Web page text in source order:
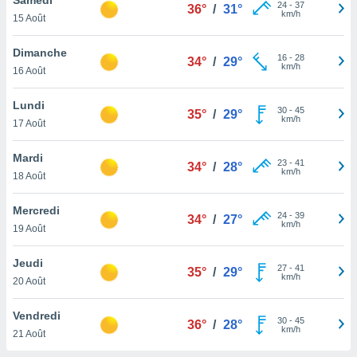
et
»,
au
vous
qu'ils
ou
le
ainsi
un
la
du
15 Août
36° / 31° 24- 37
km/h
Dimanche
16 Août
34° / 29° 16- 28
km/h
Lundi
17 Août
35° / 29° 30- 45
km/h
Mardi
18 Août
34° / 28° 23- 41
km/h
Mercredi
19 Août
34° / 27° 24- 39
km/h
Jeudi
20 Août
35° / 29° 27- 41
km/h
Vendredi
21 Août
36° / 28° 30- 45
km/h